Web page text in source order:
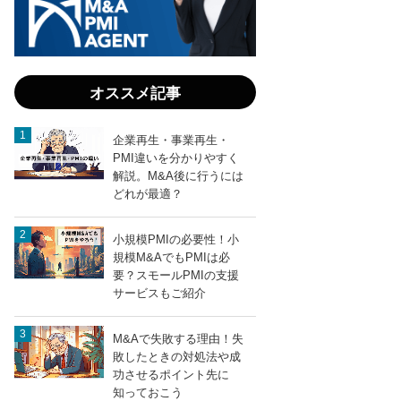
オススメ記事
企業再生・事業再生・
PMI違いを分かりやすく
解説。M&A後に行うには
どれが最適？
小規模PMIの必要性！小
規模M&AでもPMIは必
要？スモールPMIの支援
サービスもご紹介
M&Aで失敗する理由！失
敗したときの対処法や成
功させるポイント先に
知っておこう